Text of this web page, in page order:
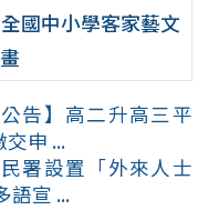
國中小學客家藝文
公告】高二升高三平
申 ...
署設置「外來人士
語宣 ...